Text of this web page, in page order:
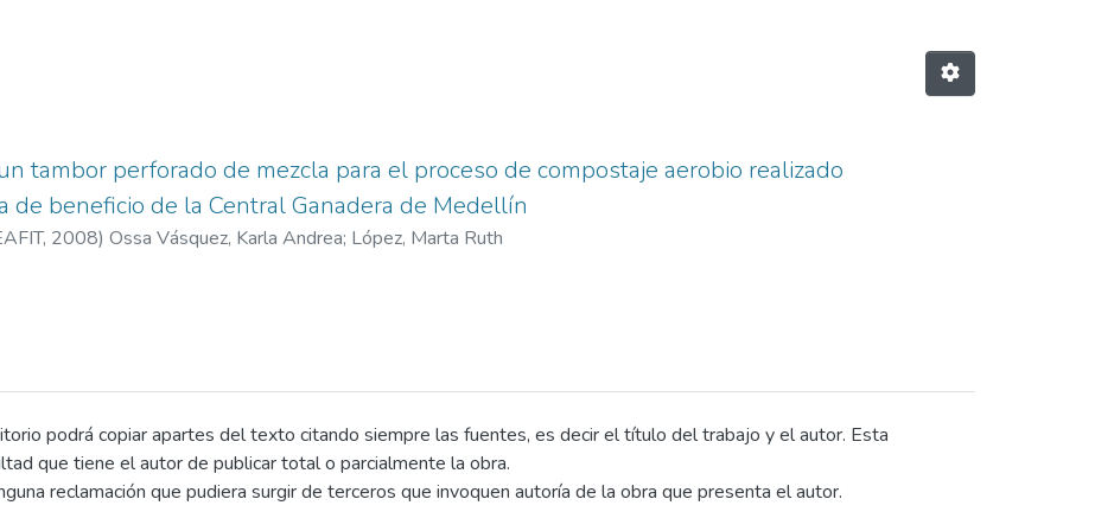
tambor perforado de mezcla para el proceso de compostaje aerobio realizado
de beneficio de la Central Ganadera de Medellín
, 2008) Ossa Vásquez, Karla Andrea; López, Marta Ruth
podrá copiar apartes del texto citando siempre las fuentes, es decir el título del trabajo y el autor. Esta
que tiene el autor de publicar total o parcialmente la obra.
reclamación que pudiera surgir de terceros que invoquen autoría de la obra que presenta el autor.